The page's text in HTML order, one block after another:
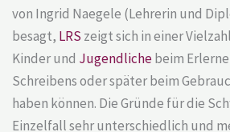
von Ingrid Naegele (Lehrerin und
besagt, LRS zeigt sich in einer
Kinder und Jugendlichebeim
Schreibens oder später beim
haben können. Die Gründe für die
Einzelfall sehr unterschiedlich und